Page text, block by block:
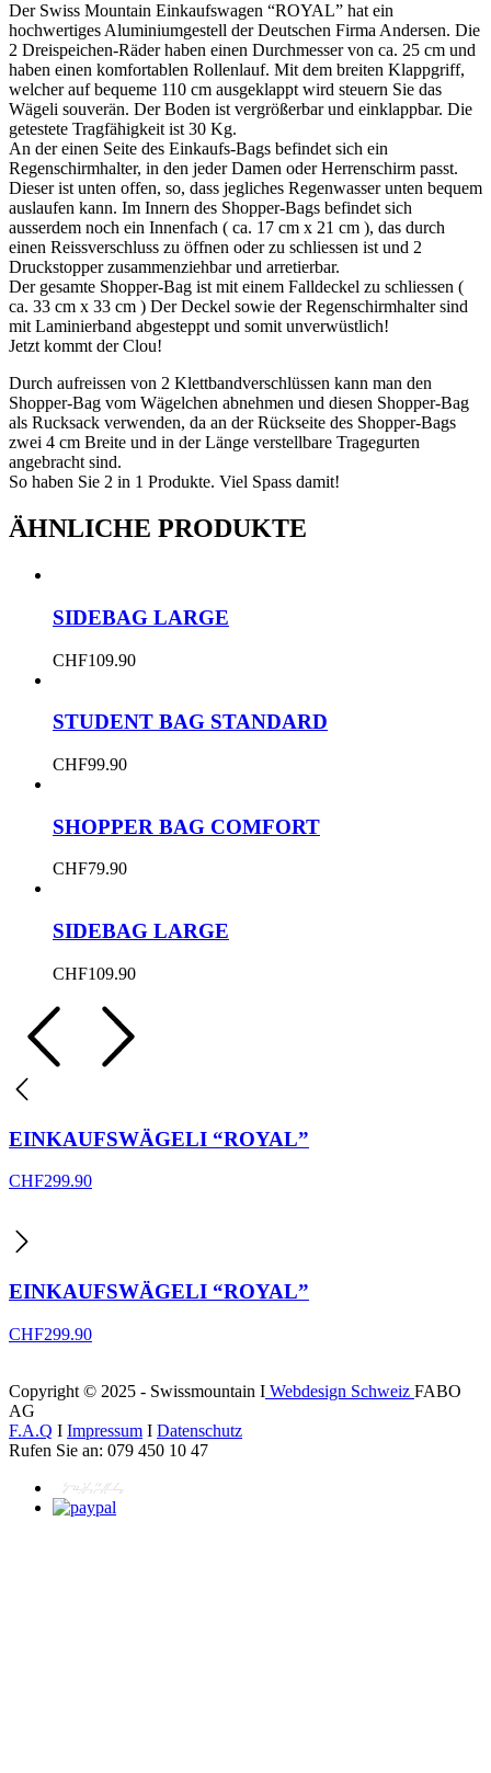
Der Swiss Mountain Einkaufswagen “ROYAL” hat ein
hochwertiges Aluminiumgestell der Deutschen Firma Andersen. Die
2 Dreispeichen-Räder haben einen Durchmesser von ca. 25 cm und
haben einen komfortablen Rollenlauf. Mit dem breiten Klappgriff,
welcher auf bequeme 110 cm ausgeklappt wird steuern Sie das
Wägeli souverän. Der Boden ist vergrößerbar und einklappbar. Die
getestete Tragfähigkeit ist 30 Kg.
An der einen Seite des Einkaufs-Bags befindet sich ein
Regenschirmhalter, in den jeder Damen oder Herrenschirm passt.
Dieser ist unten offen, so, dass jegliches Regenwasser unten bequem
auslaufen kann. Im Innern des Shopper-Bags befindet sich
ausserdem noch ein Innenfach ( ca. 17 cm x 21 cm ), das durch
einen Reissverschluss zu öffnen oder zu schliessen ist und 2
Druckstopper zusammenziehbar und arretierbar.
Der gesamte Shopper-Bag ist mit einem Falldeckel zu schliessen (
ca. 33 cm x 33 cm ) Der Deckel sowie der Regenschirmhalter sind
mit Laminierband abgesteppt und somit unverwüstlich!
Jetzt kommt der Clou!
Durch aufreissen von 2 Klettbandverschlüssen kann man den
Shopper-Bag vom Wägelchen abnehmen und diesen Shopper-Bag
als Rucksack verwenden, da an der Rückseite des Shopper-Bags
zwei 4 cm Breite und in der Länge verstellbare Tragegurten
angebracht sind.
So haben Sie 2 in 1 Produkte. Viel Spass damit!
ÄHNLICHE PRODUKTE
SIDEBAG LARGE
CHF109.90
STUDENT BAG STANDARD
CHF99.90
SHOPPER BAG COMFORT
CHF79.90
SIDEBAG LARGE
CHF109.90
EINKAUFSWÄGELI “ROYAL”
CHF299.90
EINKAUFSWÄGELI “ROYAL”
CHF299.90
Copyright © 2025 - Swissmountain I Webdesign Schweiz FABO
AG
F.A.Q I Impressum I Datenschutz
Rufen Sie an: 079 450 10 47